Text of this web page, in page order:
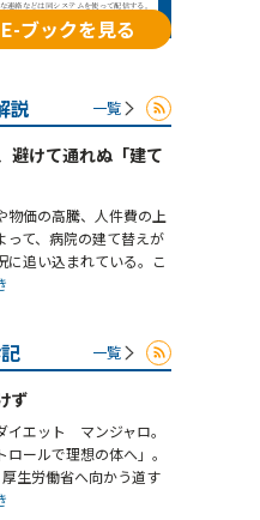
E-ブックを見る
説 一覧
避けて通れぬ「建て
物価の高騰、人件費の上
って、病院の建て替えが
に追い込まれている。こ
一覧
ず
イエット マンジャロ。
ロールで理想の体へ」。
生労働省へ向かう道す